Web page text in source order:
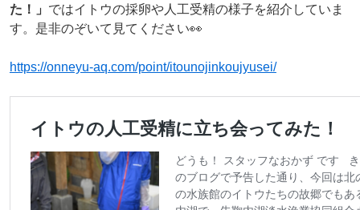
た！」 ではイトウの採卵や人工受精の様子を紹介していま
す。是非のぞいて見てください👀
https://onneyu-aq.com/point/itounojinkoujyusei/